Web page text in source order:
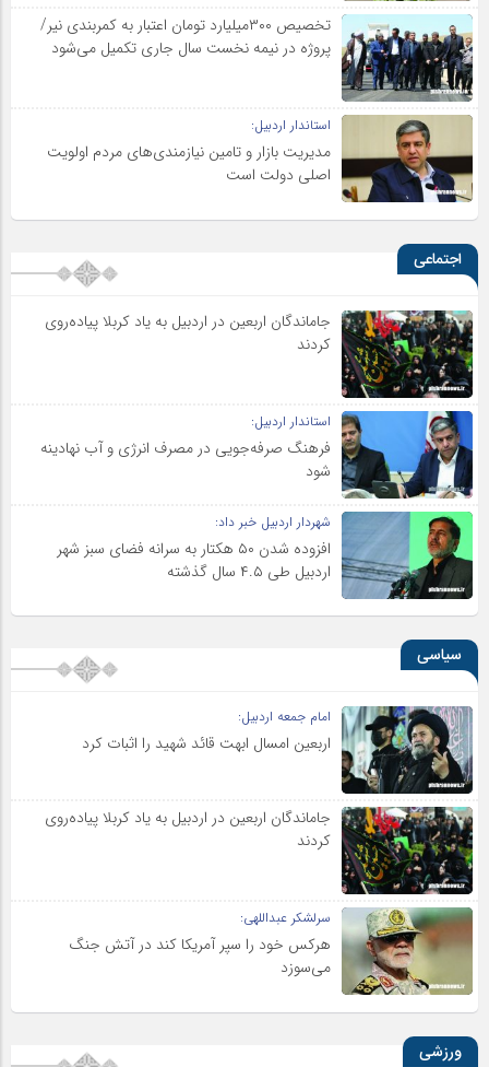
تخصیص ۳۰۰میلیارد تومان اعتبار به کمربندی نیر/
پروژه در نیمه نخست سال جاری تکمیل می‌شود
استاندار اردبیل:
مدیریت بازار و تامین نیازمندی‌های مردم اولویت‌
اصلی دولت است
اجتماعی
جاماندگان اربعین در اردبیل به یاد کربلا پیاده‌روی
کردند
استاندار اردبیل:
فرهنگ صرفه‌جویی در مصرف انرژی و آب نهادینه
شود
شهردار اردبیل خبر داد:
افزوده شدن ۵۰ هکتار به سرانه فضای سبز شهر
اردبیل طی ۴.۵ سال گذشته
سیاسی
امام جمعه اردبیل:
اربعین امسال ابهت قائد شهید را اثبات کرد
جاماندگان اربعین در اردبیل به یاد کربلا پیاده‌روی
کردند
سرلشکر عبداللهی:
هرکس خود را سپر آمریکا کند در آتش جنگ
می‌سوزد
ورزشی